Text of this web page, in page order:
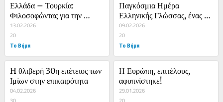
Ελλάδα – Τουρκία:
Φιλοσοφώντας για την
αναγκαία ισορροπία των
σχέσεων
13.02.2026
20
Το Βήμα
Παγκόσμια Ημέρα
Ελληνικής Γλώσσας, ένας
χρόνος μετά την καθιέρωση
09.02.2026
20
Το Βήμα
H θλιβερή 30η επέτειος των
Ιμίων στην επικαιρότητα
04.02.2026
Η Ευρώπη, επιτέλους,
αφυπνίστηκε!
29.01.2026